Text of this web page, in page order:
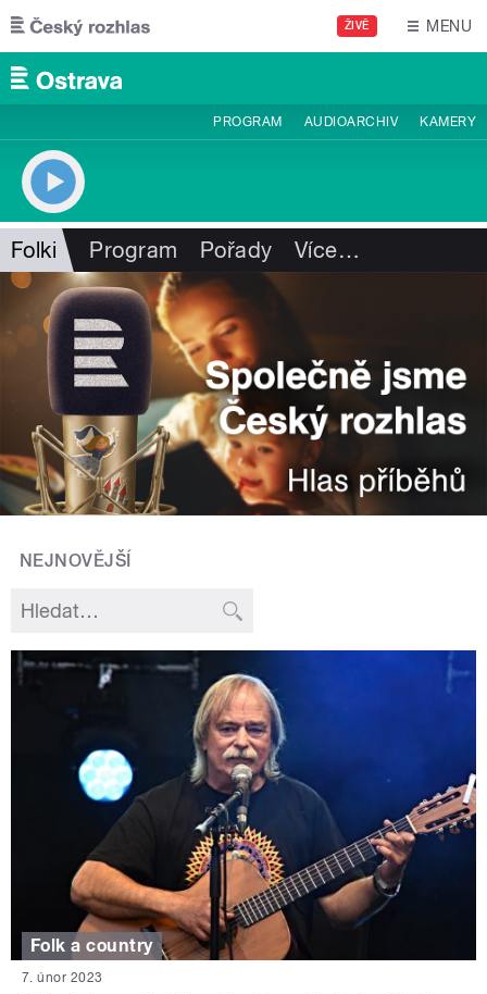
Přejít k hlavnímu obsahu
ŽIVĚ MENU
PROGRAM AUDIOARCHIV KAMERY
Folki Program Pořady Více…
NEJNOVĚJŠÍ
Folk a country
7. únor 2023